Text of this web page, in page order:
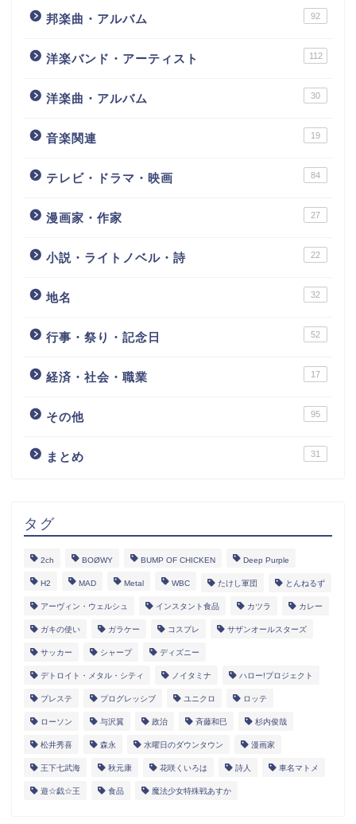
邦楽曲・アルバム 92
洋楽バンド・アーティスト 112
洋楽曲・アルバム 30
音楽関連 19
テレビ・ドラマ・映画 84
漫画家・作家 27
小説・ライトノベル・詩 22
地名 32
行事・祭り・記念日 52
経済・社会・職業 17
その他 95
まとめ 31
タグ
2ch BOØWY BUMP OF CHICKEN Deep Purple
H2 MAD Metal WBC たけし軍団 とんねるず
アーヴィン・ウェルシュ インスタント食品 カツラ カレー
ガキの使い ガラケー コスプレ サザンオールスターズ
サッカー シャープ ディズニー
デトロイト・メタル・シティ ノイタミナ ハロー!プロジェクト
プレステ プログレッシブ ユニクロ ロッテ
ローソン 与沢翼 政治 斉藤和巳 杉内俊哉
松井秀喜 森永 水曜日のダウンタウン 漫画家
王下七武海 秋元康 花咲くいろは 詩人 車名マトメ
遊☆戯☆王 食品 魔法少女特殊戦あすか